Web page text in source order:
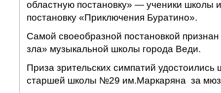
областную постановку» — ученики школы
постановку «Приключения Буратино».
Самой своеобразной постановкой признан
зла» музыкальной школы города Веди.
Приза зрительских симпатий удостоились
старшей школы №29 им.Маркаряна за